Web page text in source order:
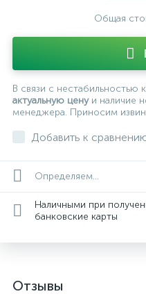
Общая
В связи с нестабильностью
актуальную ценуи наличие
менеджера. Приносим
Добавить к
Определяем...
Наличными при
банковские карты
Отзывы